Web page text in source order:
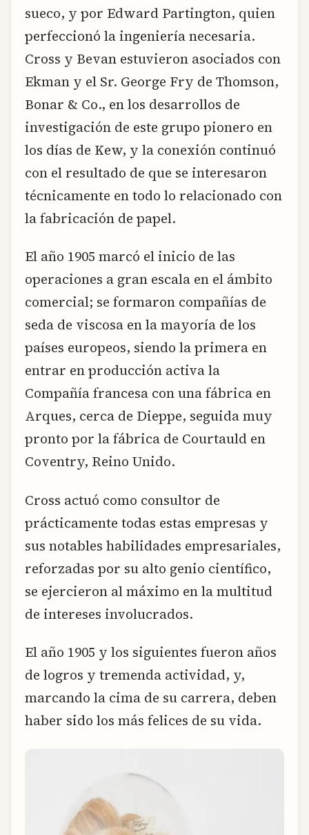
sueco, y por Edward Partington, quien
perfeccionó la ingeniería necesaria.
Cross y Bevan estuvieron asociados con
Ekman y el Sr. George Fry de Thomson,
Bonar & Co., en los desarrollos de
investigación de este grupo pionero en
los días de Kew, y la conexión continuó
con el resultado de que se interesaron
técnicamente en todo lo relacionado con
la fabricación de papel.
El año 1905 marcó el inicio de las
operaciones a gran escala en el ámbito
comercial; se formaron compañías de
seda de viscosa en la mayoría de los
países europeos, siendo la primera en
entrar en producción activa la
Compañía francesa con una fábrica en
Arques, cerca de Dieppe, seguida muy
pronto por la fábrica de Courtauld en
Coventry, Reino Unido.
Cross actuó como consultor de
prácticamente todas estas empresas y
sus notables habilidades empresariales,
reforzadas por su alto genio científico,
se ejercieron al máximo en la multitud
de intereses involucrados.
El año 1905 y los siguientes fueron años
de logros y tremenda actividad, y,
marcando la cima de su carrera, deben
haber sido los más felices de su vida.